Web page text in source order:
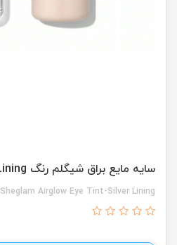
سایه مایع براق شیگلم رنگ Silver Lining^
Sheglam Airglow Eye Tint-Silver Lining